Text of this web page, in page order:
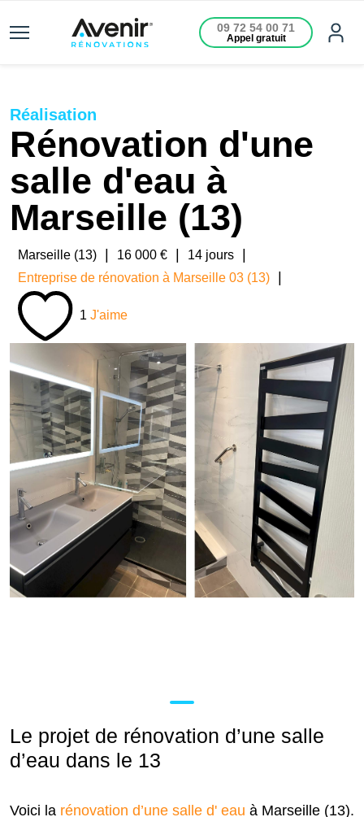
09 72 54 00 71
Appel gratuit
Réalisation
Rénovation d'une
salle d'eau à
Marseille (13)
Marseille (13) 16 000 € 14 jours
Entreprise de rénovation à Marseille 03 (13)
1 J'aime
Le projet de rénovation d’une salle
d’eau dans le 13
Voici la rénovation d’une salle d' eau à Marseille (13).